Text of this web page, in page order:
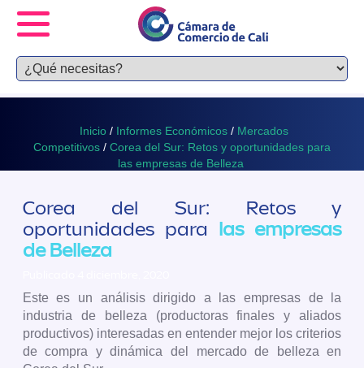
Inicio / Informes Económicos / Mercados
Competitivos / Corea del Sur: Retos y oportunidades para
las empresas de Belleza
Corea del Sur: Retos y
oportunidades para las empresas
de Belleza
Este es un análisis dirigido a las empresas de la
industria de belleza (productoras finales y aliados
productivos) interesadas en entender mejor los criterios
de compra y dinámica del mercado de belleza en